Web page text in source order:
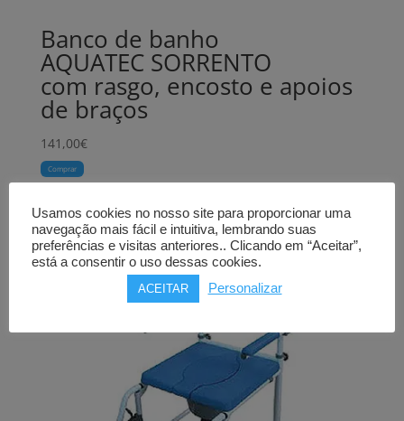
Banco de banho
AQUATEC SORRENTO
com rasgo, encosto e apoios
de braços
141,00€
Comprar
Usamos cookies no nosso site para proporcionar uma
navegação mais fácil e intuitiva, lembrando suas
preferências e visitas anteriores.. Clicando em “Aceitar”,
está a consentir o uso dessas cookies.
ACEITAR Personalizar